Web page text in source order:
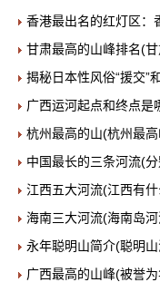
香港最出名的红灯区：
甘肃最高的山峰排名(
揭秘日本性风俗“援交”
广西运河起点和终点是
杭州最高的山(杭州最
中国最长的三条河流(
江西五大河流(江西有
海南三大河流(海南岛
永年聪明山简介(聪明
广西最高的山峰(被誉